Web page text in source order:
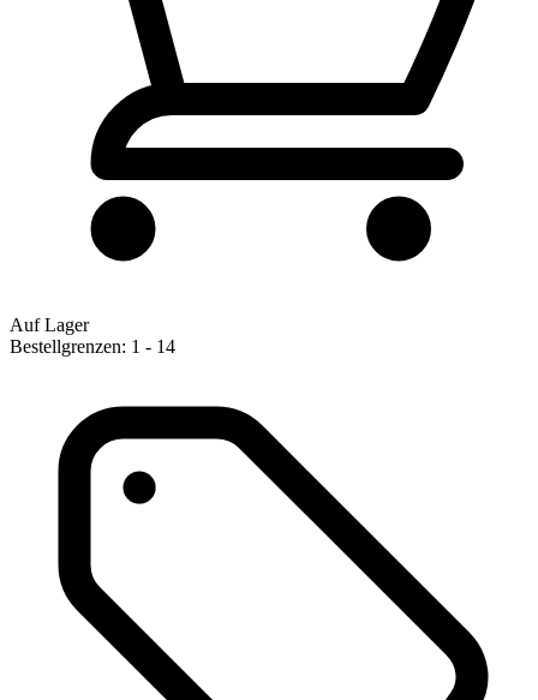
Auf Lager
Bestellgrenzen: 1 - 14